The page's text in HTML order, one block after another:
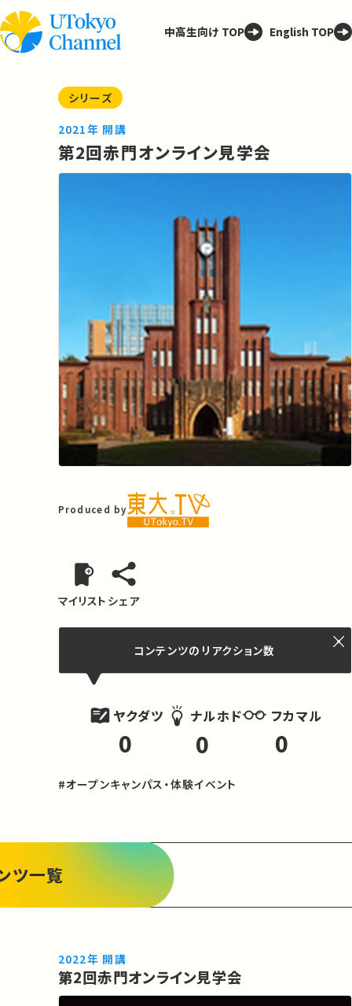
中高生向け TOP English TOP
シリーズ
2021年 開講
第2回⾚⾨オンライン⾒学会
Produced by
マイリスト シェア
コンテンツの リアクション数
ヤクダツ
0
ナルホド
0
フカマル
0
#オープンキャンパス・体験イベント
ツ一覧
2022年 開講
第2回⾚⾨オンライン⾒学会